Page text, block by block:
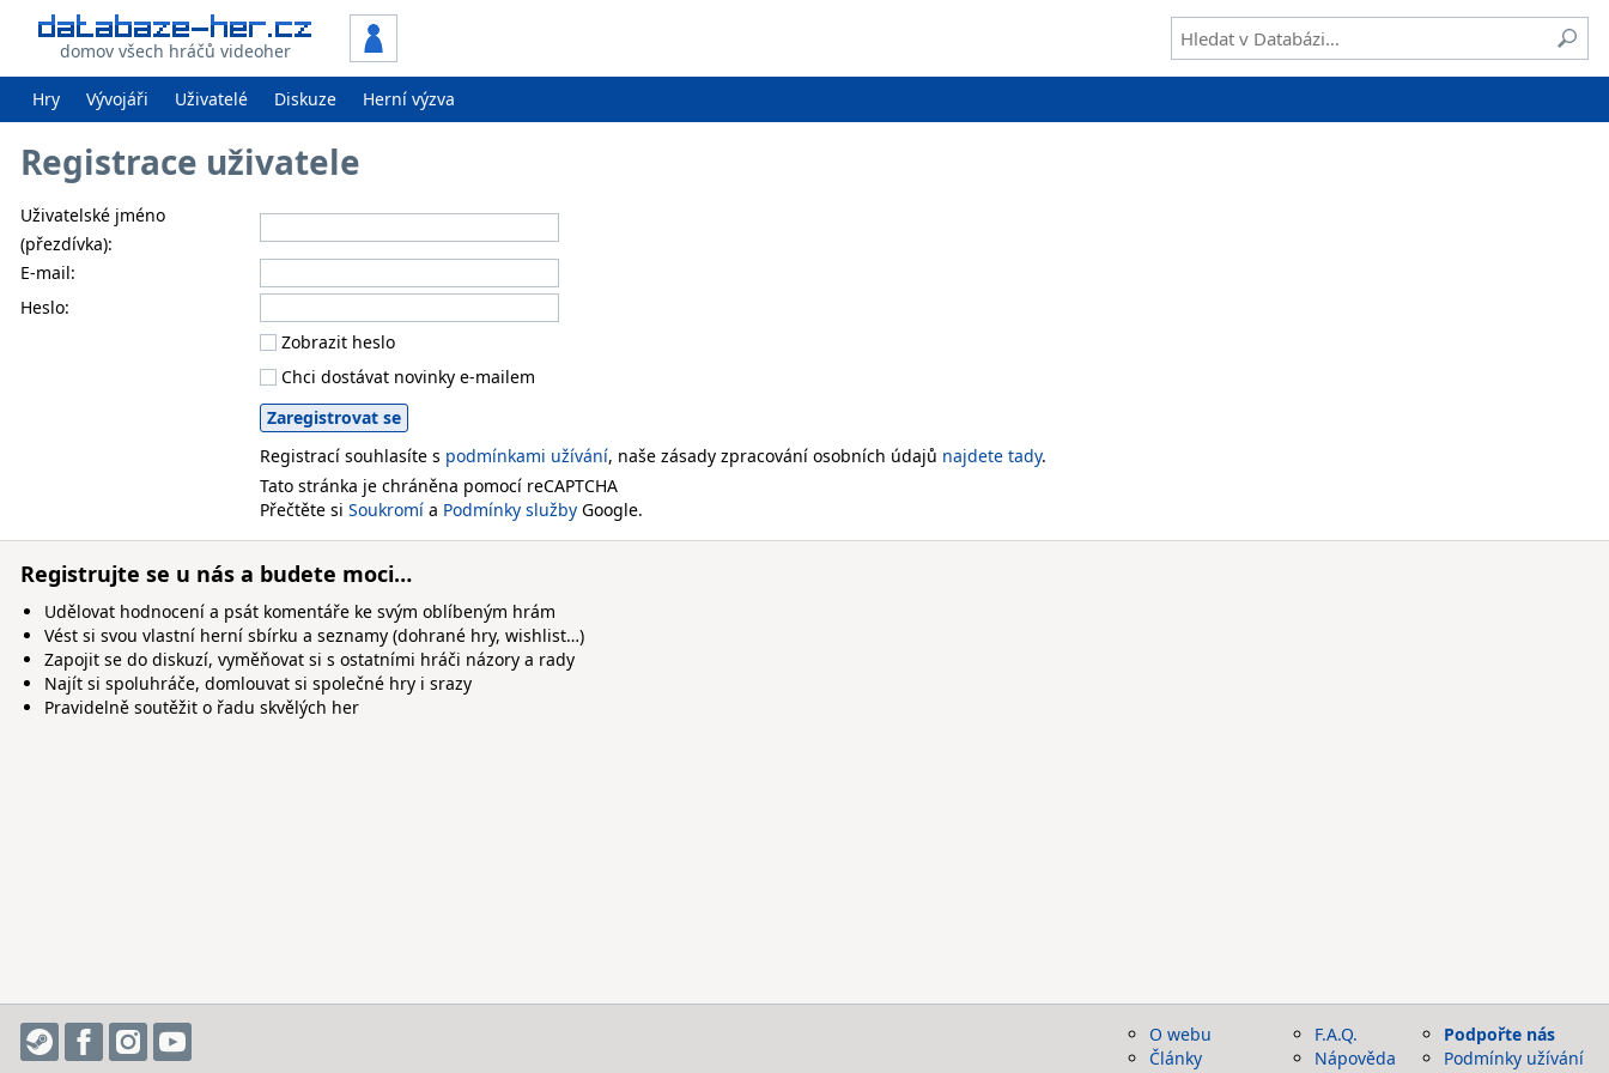
domov všech hráčů videoher
Hry Vývojáři Uživatelé Diskuze Herní výzva
Registrace uživatele
Uživatelské jméno
(přezdívka):
E-mail:
Heslo:
Zobrazit heslo
Chci dostávat novinky e-mailem
Registrací souhlasíte s podmínkami užívání, naše zásady zpracování osobních údajů najdete tady.
Tato stránka je chráněna pomocí reCAPTCHA
Přečtěte si Soukromí a Podmínky služby Google.
Registrujte se u nás a budete moci…
Udělovat hodnocení a psát komentáře ke svým oblíbeným hrám
Vést si svou vlastní herní sbírku a seznamy (dohrané hry, wishlist…)
Zapojit se do diskuzí, vyměňovat si s ostatními hráči názory a rady
Najít si spoluhráče, domlouvat si společné hry i srazy
Pravidelně soutěžit o řadu skvělých her
O webu
Články
F.A.Q.
Nápověda
Podpořte nás
Podmínky užívání